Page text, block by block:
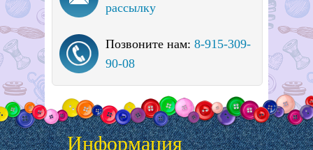
рассылку
Позвоните нам: 8-915-309-
90-08
Информация